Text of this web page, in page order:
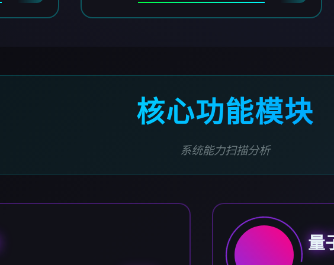
核心功能模块
系统能力扫描分析
量